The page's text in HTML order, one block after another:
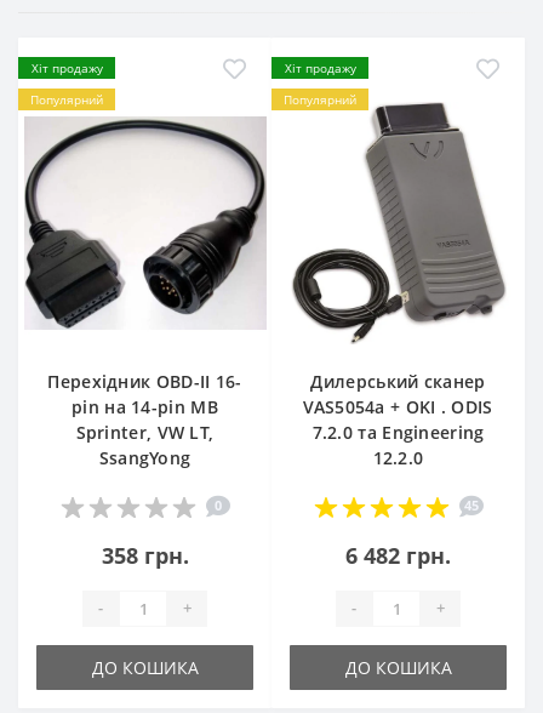
Хіт продажу
Популярний
Перехідник OBD-II 16-
pin на 14-pin MB
Sprinter, VW LT,
SsangYong
0
358 грн.
- +
ДО КОШИКА
Хіт продажу
Популярний
Дилерський сканер
VAS5054a + OKI . ODIS
7.2.0 та Engineering
12.2.0
45
6 482 грн.
- +
ДО КОШИКА